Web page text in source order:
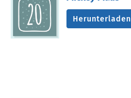
Herunterladen